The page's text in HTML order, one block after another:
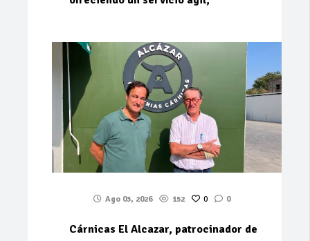
Ago 03, 2026 152 0 0
Cárnicas El Alcazar, patrocinador de